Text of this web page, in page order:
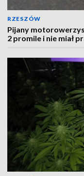
RZESZÓW
Pijany
2 promile i nie miał